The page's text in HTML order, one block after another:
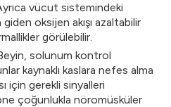
vücut sistemindeki
oksijen akışı azaltabilir
görülebilir.
solunum kontrol
kaynaklı kaslara nefes alma
için gerekli sinyalleri
çoğunlukla nöromüsküler